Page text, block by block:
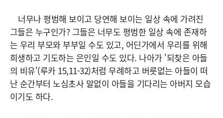
너무나 평범해 보이고 당연해 보이는 일상 속에 가려진
그들은 누구인가? 그들은 너무도 평범한 일상 속에 존재하
는 우리 부모와 부부일 수도 있고, 어딘가에서 우리를 위해
희생하고 기도하는 은인일 수도 있다. 나아가 '되찾은 아들
의 비유'(루카 15,11-32)처럼 무례하고 버릇없는 아들이 떠
난 순간부터 노심초사 말없이 아들을 기다리는 아버지 모습
이기도 하다.